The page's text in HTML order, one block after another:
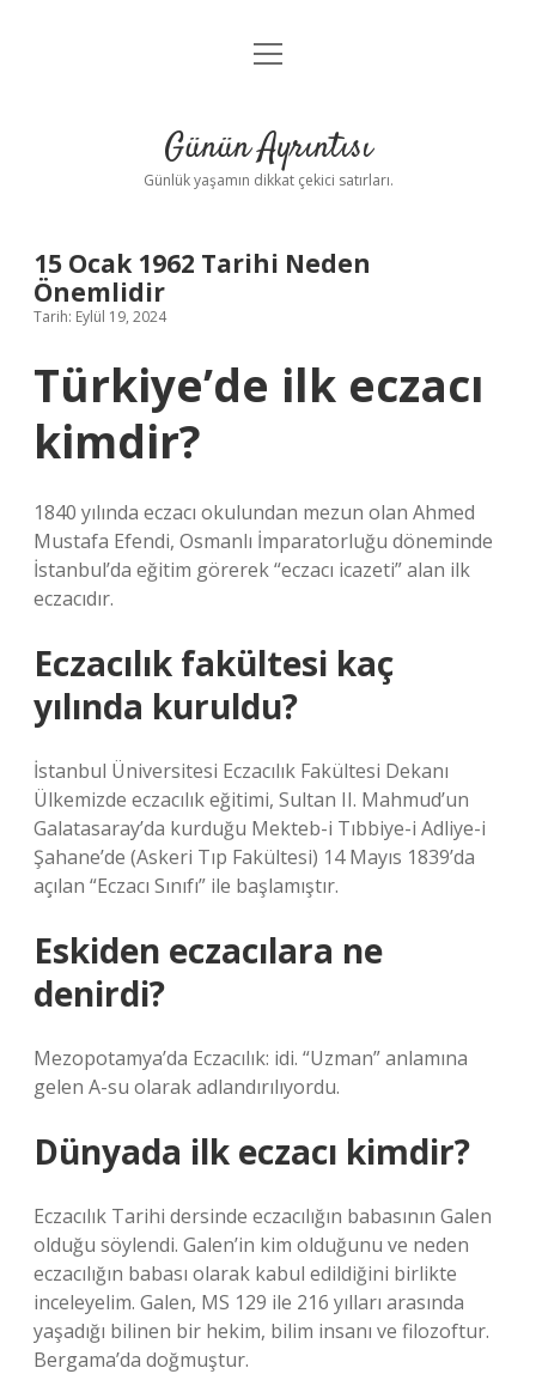
Anasayfa
Yasal Uyarı
menüyü
Günün Ayrıntısı
Günlük yaşamın dikkat çekici satırları.
15 Ocak 1962 Tarihi Neden
Önemlidir
Tarih: Eylül 19, 2024
Türkiye’de ilk eczacı
kimdir?
1840 yılında eczacı okulundan mezun olan Ahmed
Mustafa Efendi, Osmanlı İmparatorluğu döneminde
İstanbul’da eğitim görerek “eczacı icazeti” alan ilk
eczacıdır.
Eczacılık fakültesi kaç
yılında kuruldu?
İstanbul Üniversitesi Eczacılık Fakültesi Dekanı
Ülkemizde eczacılık eğitimi, Sultan II. Mahmud’un
Galatasaray’da kurduğu Mekteb-i Tıbbiye-i Adliye-i
Şahane’de (Askeri Tıp Fakültesi) 14 Mayıs 1839’da
açılan “Eczacı Sınıfı” ile başlamıştır.
Eskiden eczacılara ne
denirdi?
Mezopotamya’da Eczacılık: idi. “Uzman” anlamına
gelen A-su olarak adlandırılıyordu.
Dünyada ilk eczacı kimdir?
Eczacılık Tarihi dersinde eczacılığın babasının Galen
olduğu söylendi. Galen’in kim olduğunu ve neden
eczacılığın babası olarak kabul edildiğini birlikte
inceleyelim. Galen, MS 129 ile 216 yılları arasında
yaşadığı bilinen bir hekim, bilim insanı ve filozoftur.
Bergama’da doğmuştur.